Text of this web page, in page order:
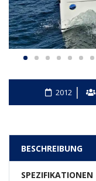
2012
BESCHREIBUNG
SPEZIFIKATIONEN